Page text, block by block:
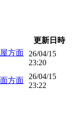
更新日時
方面
26/04/15
23:20
方面
26/04/15
23:22